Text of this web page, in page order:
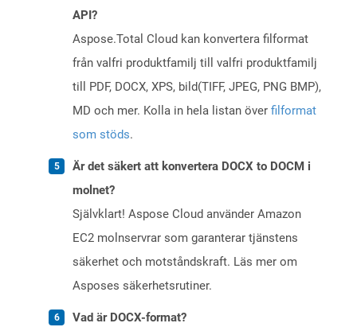
API?
Aspose.Total Cloud kan konvertera filformat
från valfri produktfamilj till valfri produktfamilj
till PDF, DOCX, XPS, bild(TIFF, JPEG, PNG BMP),
MD och mer. Kolla in hela listan över filformat
som stöds.
Är det säkert att konvertera DOCX to DOCM i
molnet?
Självklart! Aspose Cloud använder Amazon
EC2 molnservrar som garanterar tjänstens
säkerhet och motståndskraft. Läs mer om
Asposes säkerhetsrutiner.
Vad är DOCX-format?